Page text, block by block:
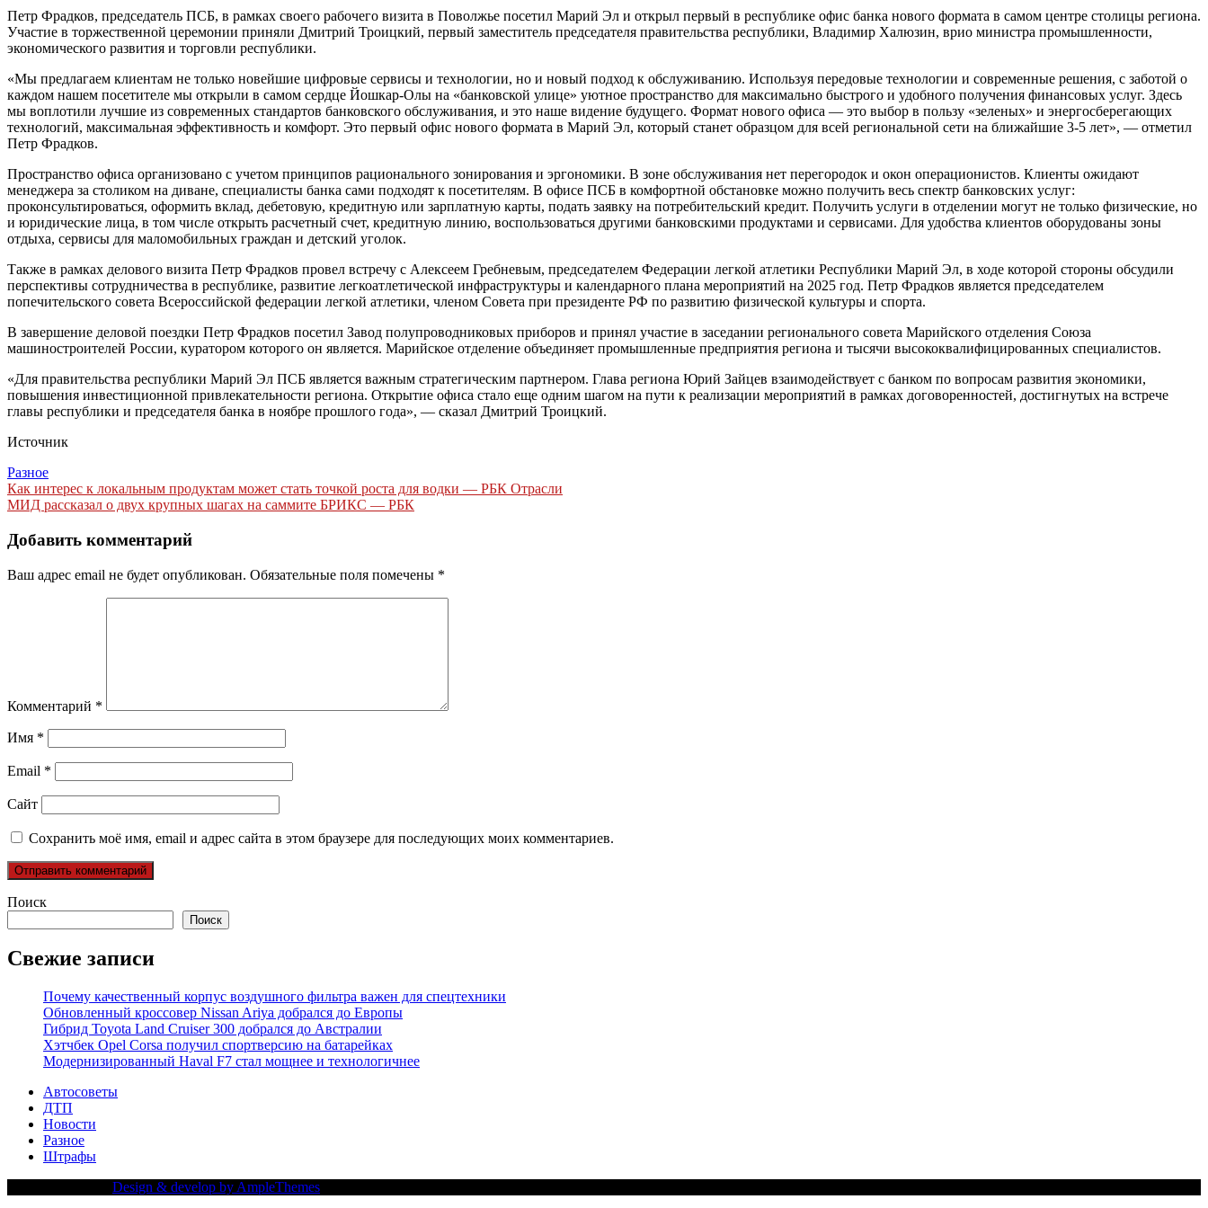
Петр Фрадков, председатель ПСБ, в рамках своего рабочего визита в Поволжье посетил Марий Эл и открыл первый в республике офис банка нового формата в самом центре столицы региона.
Участие в торжественной церемонии приняли Дмитрий Троицкий, первый заместитель председателя правительства республики, Владимир Халюзин, врио министра промышленности,
экономического развития и торговли республики.
«Мы предлагаем клиентам не только новейшие цифровые сервисы и технологии, но и новый подход к обслуживанию. Используя передовые технологии и современные решения, с заботой о
каждом нашем посетителе мы открыли в самом сердце Йошкар-Олы на «банковской улице» уютное пространство для максимально быстрого и удобного получения финансовых услуг. Здесь
мы воплотили лучшие из современных стандартов банковского обслуживания, и это наше видение будущего. Формат нового офиса — это выбор в пользу «зеленых» и энергосберегающих
технологий, максимальная эффективность и комфорт. Это первый офис нового формата в Марий Эл, который станет образцом для всей региональной сети на ближайшие 3-5 лет», — отметил
Петр Фрадков.
Пространство офиса организовано с учетом принципов рационального зонирования и эргономики. В зоне обслуживания нет перегородок и окон операционистов. Клиенты ожидают
менеджера за столиком на диване, специалисты банка сами подходят к посетителям. В офисе ПСБ в комфортной обстановке можно получить весь спектр банковских услуг:
проконсультироваться, оформить вклад, дебетовую, кредитную или зарплатную карты, подать заявку на потребительский кредит. Получить услуги в отделении могут не только физические, но
и юридические лица, в том числе открыть расчетный счет, кредитную линию, воспользоваться другими банковскими продуктами и сервисами. Для удобства клиентов оборудованы зоны
отдыха, сервисы для маломобильных граждан и детский уголок.
Также в рамках делового визита Петр Фрадков провел встречу с Алексеем Гребневым, председателем Федерации легкой атлетики Республики Марий Эл, в ходе которой стороны обсудили
перспективы сотрудничества в республике, развитие легкоатлетической инфраструктуры и календарного плана мероприятий на 2025 год. Петр Фрадков является председателем
попечительского совета Всероссийской федерации легкой атлетики, членом Совета при президенте РФ по развитию физической культуры и спорта.
В завершение деловой поездки Петр Фрадков посетил Завод полупроводниковых приборов и принял участие в заседании регионального совета Марийского отделения Союза
машиностроителей России, куратором которого он является. Марийское отделение объединяет промышленные предприятия региона и тысячи высококвалифицированных специалистов.
«Для правительства республики Марий Эл ПСБ является важным стратегическим партнером. Глава региона Юрий Зайцев взаимодействует с банком по вопросам развития экономики,
повышения инвестиционной привлекательности региона. Открытие офиса стало еще одним шагом на пути к реализации мероприятий в рамках договоренностей, достигнутых на встрече
главы республики и председателя банка в ноябре прошлого года», — сказал Дмитрий Троицкий.
Источник
Разное
Навигация
по
записям
Как интерес к локальным продуктам может стать точкой роста для водки — РБК Отрасли
МИД рассказал о двух крупных шагах на саммите БРИКС — РБК
Добавить комментарий
Ваш адрес email не будет опубликован. Обязательные поля помечены *
Комментарий *
Имя *
Email *
Сайт
Сохранить моё имя, email и адрес сайта в этом браузере для последующих моих комментариев.
Поиск
Поиск
Свежие записи
Почему качественный корпус воздушного фильтра важен для спецтехники
Обновленный кроссовер Nissan Ariya добрался до Европы
Гибрид Toyota Land Cruiser 300 добрался до Австралии
Хэтчбек Opel Corsa получил спортверсию на батарейках
Модернизированный Haval F7 стал мощнее и технологичнее
Автосоветы
ДТП
Новости
Разное
Штрафы
Design & develop by AmpleThemes